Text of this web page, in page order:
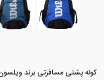
کوله پشتی مسافرتی برند ویلسون